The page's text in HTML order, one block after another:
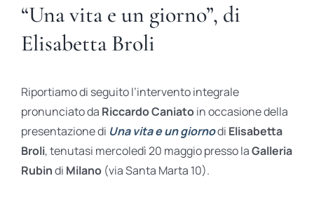
Rivista Studi Cattolici STORIA
BIOGRAFIE
ATTUALITÀ
“Una vita e un giorno”, di
Elisabetta Broli
Riportiamo di seguito l’intervento integrale
pronunciato da Riccardo Caniatoin occasione della
presentazione di Una vita e un giornodi Elisabetta
Broli, tenutasi mercoledì 20 maggio presso laGalleria
Rubindi Milano (via Santa Marta 10).